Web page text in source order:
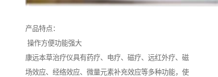
产品特点：
操作方便功能强大
康远本草治疗仪具有药疗、电疗、磁疗、远红外疗、磁
场效应、经络效应、微量元素补充效应等多种功能，使